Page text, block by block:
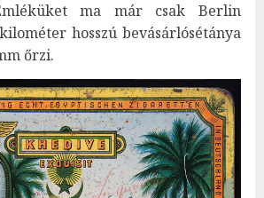
ma már csak Berlin
hosszú bevásárlósétánya
őrzi.